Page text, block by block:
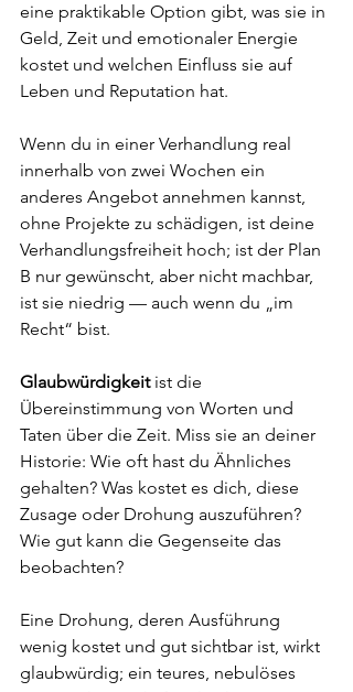
eine praktikable Option gibt, was sie in
Geld, Zeit und emotionaler Energie
kostet und welchen Einfluss sie auf
Leben und Reputation hat.
Wenn du in einer Verhandlung real
innerhalb von zwei Wochen ein
anderes Angebot annehmen kannst,
ohne Projekte zu schädigen, ist deine
Verhandlungsfreiheit hoch; ist der Plan
B nur gewünscht, aber nicht machbar,
ist sie niedrig — auch wenn du „im
Recht“ bist.
Glaubwürdigkeit ist die
Übereinstimmung von Worten und
Taten über die Zeit. Miss sie an deiner
Historie: Wie oft hast du Ähnliches
gehalten? Was kostet es dich, diese
Zusage oder Drohung auszuführen?
Wie gut kann die Gegenseite das
beobachten?
Eine Drohung, deren Ausführung
wenig kostet und gut sichtbar ist, wirkt
glaubwürdig; ein teures, nebulöses